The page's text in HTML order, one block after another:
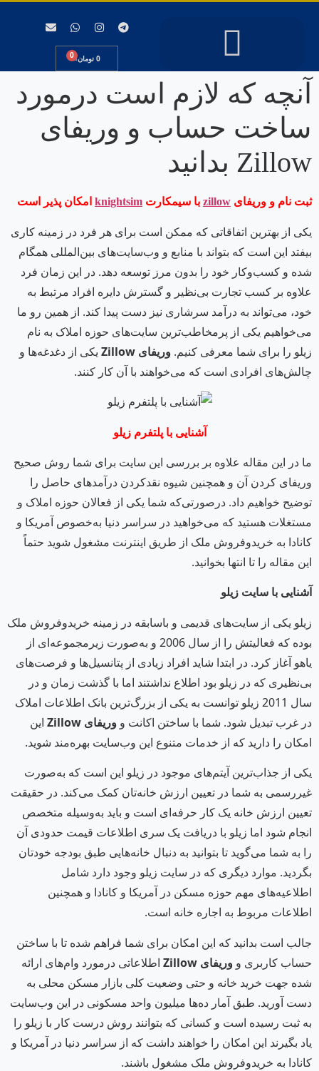
0 تومان 0
آنچه که لازم است درمورد
ساخت حساب و وریفای
Zillow بدانید
ثبت نام و وریفای zillow با سیمکارت knightsim امکان پذیر است
یکی از بهترین اتفاقاتی که ممکن است برای هر فرد در زمینه کاری
بیفتد این است که بتواند با منابع و وب‌سایت‌های بین‌المللی همگام
شده و کسب‌وکار خود را بدون مرز توسعه دهد. در این زمان فرد
علاوه بر کسب تجارت بی‌نظیر و گسترش دایره افراد مرتبط به
خود، می‌تواند به درآمد سرشاری نیز دست پیدا کند. از همین رو ما
می‌خواهیم یکی از پرمخاطب‌ترین سایت‌های حوزه املاک به نام
زیلو را برای شما معرفی کنیم. وریفای Zillow یکی از دغدغه‌ها و
چالش‌های افرادی است که می‌خواهند با آن کار کنند.
آشنایی با پلتفرم زیلو
ما در این مقاله علاوه بر بررسی این سایت برای شما روش صحیح
وریفای کردن آن و همچنین شیوه نقدکردن درآمدهای حاصل را
توضیح خواهیم داد. درصورتی‌که شما یکی از فعالان حوزه املاک و
مستغلات هستید که می‌خواهید در سراسر دنیا به‌خصوص آمریکا و
کانادا به خریدوفروش ملک از طریق اینترنت مشغول شوید حتماً
این مقاله را تا انتها بخوانید.
آشنایی با سایت زیلو
زیلو یکی از سایت‌های قدیمی و باسابقه در زمینه خریدوفروش ملک
بوده که فعالیتش را از سال 2006 و به‌صورت زیرمجموعه‌ای از
یاهو آغاز کرد. در ابتدا شاید افراد زیادی از پتانسیل‌ها و فرصت‌های
بی‌نظیری که در زیلو بود اطلاع نداشتند اما با گذشت زمان و در
سال 2011 زیلو توانست به یکی از بزرگ‌ترین بانک اطلاعات املاک
در غرب تبدیل شود. شما با ساختن اکانت و وریفای Zillow این
امکان را دارید که از خدمات متنوع این وب‌سایت بهره‌مند شوید.
یکی از جذاب‌ترین آیتم‌های موجود در زیلو این است که به‌صورت
غیررسمی به شما در تعیین ارزش خانه‌تان کمک می‌کند. در حقیقت
تعیین ارزش خانه یک کار حرفه‌ای است و باید به‌وسیله متخصص
انجام شود اما زیلو با دریافت یک سری اطلاعات قیمت حدودی آن
را به شما می‌گوید تا بتوانید به دنبال خانه‌هایی طبق بودجه خودتان
بگردید. موارد دیگری که در سایت زیلو وجود دارد شامل
اطلاعیه‌های مهم حوزه مسکن در آمریکا و کانادا و همچنین
اطلاعات مربوط به اجاره خانه است.
جالب است بدانید که این امکان برای شما فراهم شده تا با ساختن
حساب کاربری و وریفای Zillow اطلاعاتی درمورد وام‌های ارائه
شده جهت خرید خانه و حتی وضعیت کلی بازار مسکن محلی به
دست آورید. طبق آمار ده‌ها میلیون واحد مسکونی در این وب‌سایت
به ثبت رسیده است و کسانی که بتوانند روش درست کار با زیلو را
یاد بگیرند این امکان را خواهند داشت که از سراسر دنیا در آمریکا و
کانادا به خریدوفروش ملک مشغول باشند.